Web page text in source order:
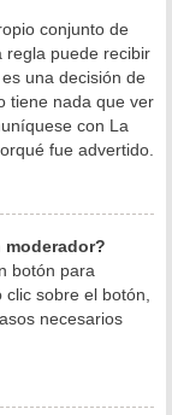
conjunto de
regla puede recibir
una decisión de
tiene nada que ver
con La
fue advertido.
moderador?
botón para
sobre el botón,
necesarios